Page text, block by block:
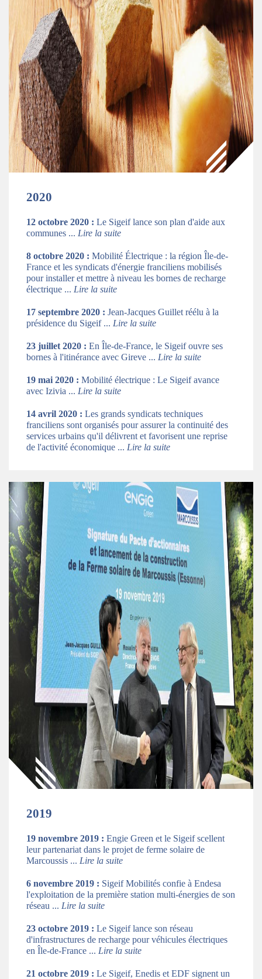
2020
12 octobre 2020 : Le Sigeif lance son plan d'aide aux
communes ... Lire la suite
8 octobre 2020 : Mobilité Électrique : la région Île-de-
France et les syndicats d'énergie franciliens mobilisés
pour installer et mettre à niveau les bornes de recharge
électrique ... Lire la suite
17 septembre 2020 : Jean-Jacques Guillet réélu à la
présidence du Sigeif ... Lire la suite
23 juillet 2020 : En Île-de-France, le Sigeif ouvre ses
bornes à l'itinérance avec Gireve ... Lire la suite
19 mai 2020 : Mobilité électrique : Le Sigeif avance
avec Izivia ... Lire la suite
14 avril 2020 : Les grands syndicats techniques
franciliens sont organisés pour assurer la continuité des
services urbains qu'il délivrent et favorisent une reprise
de l'activité économique ... Lire la suite
2019
19 novembre 2019 : Engie Green et le Sigeif scellent
leur partenariat dans le projet de ferme solaire de
Marcoussis ... Lire la suite
6 novembre 2019 : Sigeif Mobilités confie à Endesa
l'exploitation de la première station multi-énergies de son
réseau ... Lire la suite
23 octobre 2019 : Le Sigeif lance son réseau
d'infrastructures de recharge pour véhicules électriques
en Île-de-France ... Lire la suite
21 octobre 2019 : Le Sigeif, Enedis et EDF signent un